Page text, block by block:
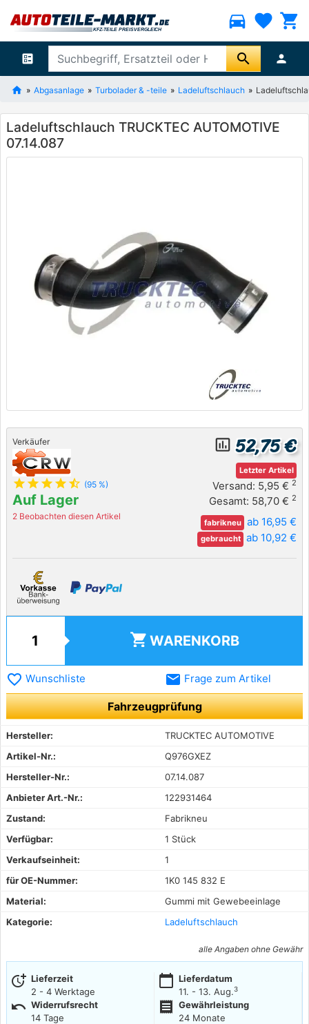
directions_car favorite shopping_cart
ballot search person
Abgasanlage Turbolader & -teile Ladeluftschlauch
Ladeluftschlauch TRUCKTEC AUTOMOTIVE
07.14.087
Verkäufer
star star star star star_half (95 %)
Auf Lager
2 Beobachten diesen Artikel
insert_chart_outlined 52,75 €
Letzter Artikel
Versand: 5,95 € 2
Gesamt: 58,70 € 2
fabrikneu ab 16,95 €
gebraucht ab 10,92 €
shopping_cart WARENKORB
favorite_border Wunschliste email Frage zum Artikel
Fahrzeugprüfung
Hersteller:
TRUCKTEC AUTOMOTIVE
Artikel-Nr.:
Q976GXEZ
Hersteller-Nr.:
07.14.087
Anbieter Art.-Nr.:
122931464
Zustand:
Fabrikneu
Verfügbar:
1 Stück
Verkaufseinheit:
1
für OE-Nummer:
1K0 145 832 E
Material:
Gummi mit Gewebeeinlage
Kategorie:
Ladeluftschlauch
alle Angaben ohne Gewähr
more_time Lieferzeit
2 - 4 Werktage
calendar_today Lieferdatum
11. - 13. Aug.3
undo Widerrufsrecht
14 Tage
receipt
Gewährleistung
24 Monate